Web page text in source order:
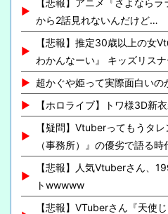
から2話見れないんだけど…
【悲報】推定30歳以上の女
わかんなーい』 キッズリスナ
超かぐや姫って実際面白いの
【ホロライブ】トワ様3D新
【疑問】Vtuberってもうタ
（事務所）』の優劣で語る
【悲報】人気Vtuberさん、
トwwwww
【悲報】VTuberさん『天使